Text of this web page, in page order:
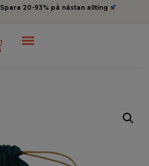
Spara 20-93% på nästan allting